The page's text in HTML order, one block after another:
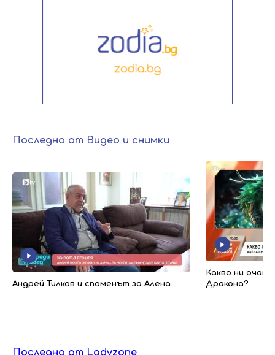
Последно от Видео и снимки
Андрей Тилков и споменът за Алена
Какво ни
Дракона?
Последно от Ladyzone